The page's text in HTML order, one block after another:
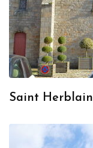
Saint Herblain